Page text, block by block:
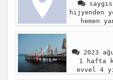
hijyenden
hemen
2023
1 hafta
evvel 4